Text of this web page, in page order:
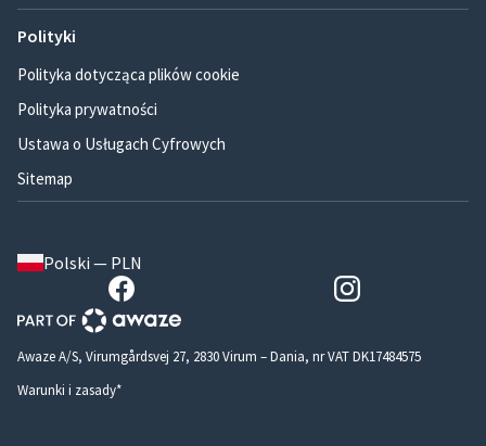
Polityki
Polityka dotycząca plików cookie
Polityka prywatności
Ustawa o Usługach Cyfrowych
Sitemap
Polski — PLN
Awaze A/S, Virumgårdsvej 27, 2830 Virum – Dania, nr VAT DK17484575
Warunki i zasady*